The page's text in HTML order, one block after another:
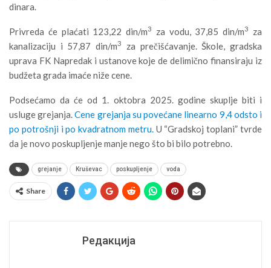
dinara.
Privreda će plaćati 123,22 din/m3 za vodu, 37,85 din/m3
za
kanalizaciju i 57,87 din/m3
za prečišćavanje. Škole, gradska
uprava FK Napredak i ustanove koje de delimično finansiraju iz
budžeta grada imaće niže cene.
Podsećamo da će od 1. oktobra 2025. godine skuplje biti i
usluge grejanja.Cene grejanja su povećane linearno 9,4 odsto i
po potrošnji i po kvadratnom metru.U “Gradskoj toplani” tvrde
da je novo poskupljenje manje nego što bi bilo potrebno.
grejanje Kruševac poskupljenje voda
Share
Редакција